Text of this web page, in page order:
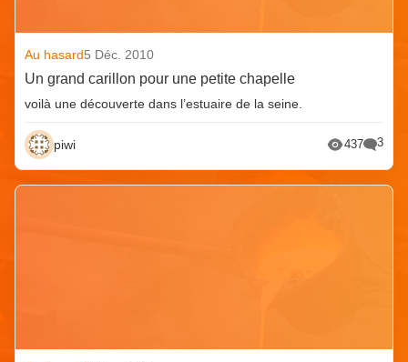
Au hasard5 Déc. 2010
Un grand carillon pour une petite chapelle
voilà une découverte dans l’estuaire de la seine.
piwi 437 3